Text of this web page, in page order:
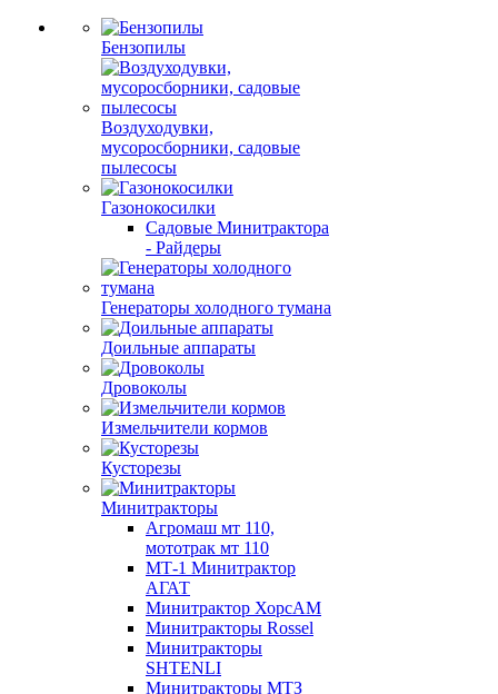
Бензопилы
Воздуходувки,
мусоросборники, cадовые
пылесосы
Газонокосилки
Садовые Минитрактора
- Райдеры
Генераторы холодного тумана
Доильные аппараты
Дровоколы
Измельчители кормов
Кусторезы
Минитракторы
Агромаш мт 110,
мототрак мт 110
МТ-1 Минитрактор
АГАТ
Минитрактор ХорсАМ
Минитракторы Rossel
Минитракторы
SHTENLI
Минитракторы МТЗ